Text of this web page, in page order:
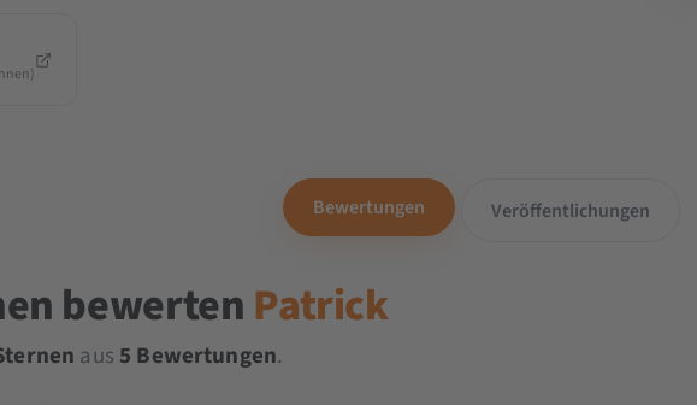
Bewertungen Veröffentlichungen
bewertenPatrick
aus 5 Bewertungen.